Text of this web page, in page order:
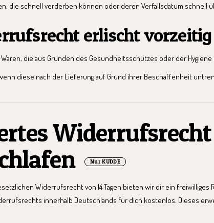
die schnell verderben können oder deren Verfallsdatum schnell
erlischt
die aus Gründen des Gesundheitsschutzes oder der
diese nach der Lieferung auf Grund ihrer Beschaffenheit
Widerrufsrecht
Nur KUDDE
Widerrufsrecht von 14 Tagen bieten wir dir ein freiwilliges
innerhalb Deutschlands für dich kostenlos. Dieses